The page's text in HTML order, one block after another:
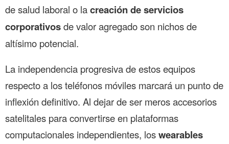
de salud laboral o lacreación de servicios
corporativosde valor agregado son nichos de
altísimo potencial.
La independencia progresiva de estos equipos
respecto a los teléfonos móviles marcará un punto de
inflexión definitivo. Al dejar de ser meros accesorios
satelitales para convertirse en plataformas
computacionales independientes, loswearables